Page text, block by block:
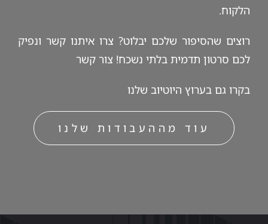
הלקוח.
רוצים שהסיפור שלכם יבלוט? צרו איתנו קשר ונפיק
לכם סרטון תדמית בלתי נשכח! צור קשר
בקרו גם בערוץ היוטיובשלנו
עוד מההעבודות שלנו